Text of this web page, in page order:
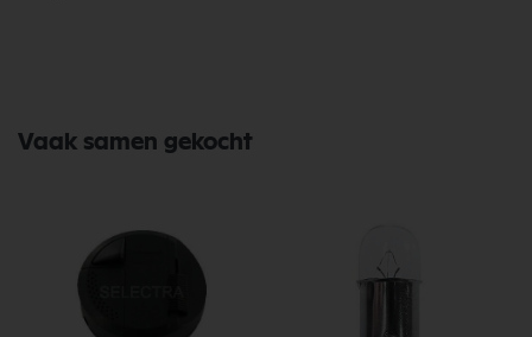
Vaak samen gekocht